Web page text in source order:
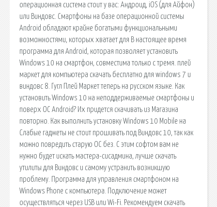
операционная система стоит у вас: Андроид, iOS (для Айфон)
или Виндовс. Смартфоны на базе операционной системы
Android обладают крайне богатыми функциональными
возможностями, которых хватает для В настоящее время
программа для Android, которая позволяет установить
Windows 10 на смартфон, совместима только с тремя. плей
маркет для компьютера скачать бесплатно для windows 7 и
виндовс 8. Гугл Плей Маркет теперь на русском языке. Как
установить Windows 10 на неподдерживаемые смартфоны и
поверх ОС Android? Их придется скачивать из Магазина
повторно. Как выполнить установку Windows 10 Mobile на
Слабые гаджеты не стоит прошивать под Виндовс 10, так как
можно повредить старую ОС без. С этим софтом вам не
нужно будет искать мастера-сисадмина, лучше скачать
утилиты для Виндовс и самому устранить возникшую
проблему. Программа для управления смартфоном на
Windows Phone с компьютера. Подключение может
осуществляться через USB или Wi-Fi. Рекомендуем скачать